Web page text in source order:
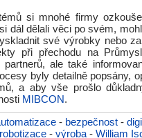
si mnohé firmy
dál dělali věci po svém,
své výrobky nebo
při přechodu na
ale také
byly detailně popsány,
a aby vše prošlo
MIBCON.
- bezpečnost -
robotizace - výroba - William